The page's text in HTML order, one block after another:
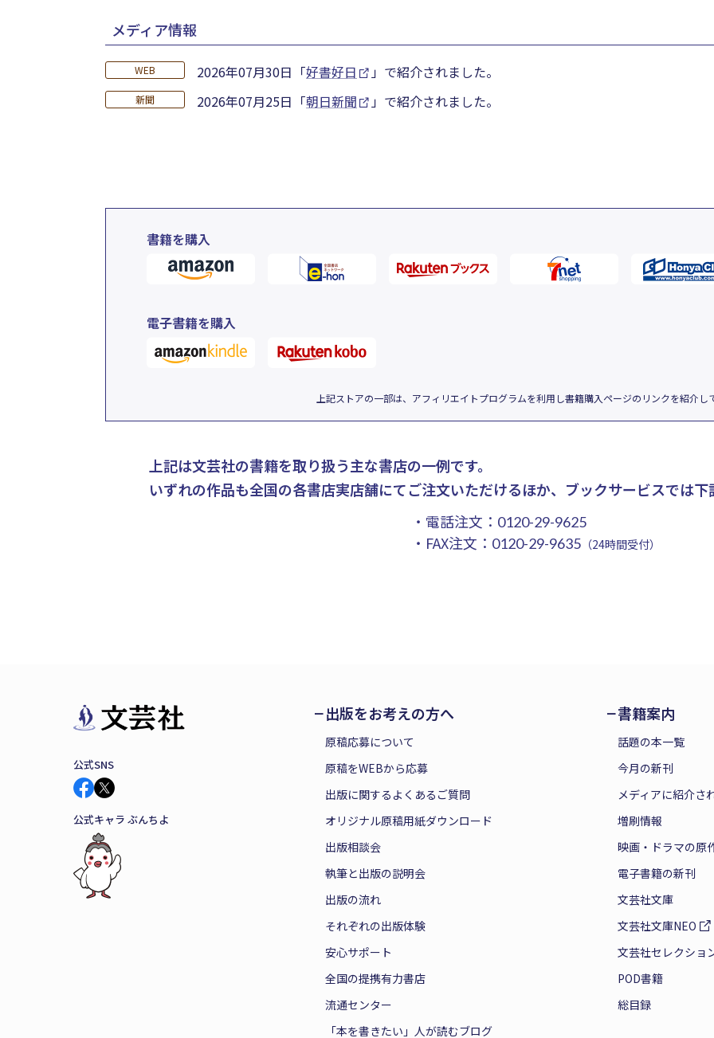
メディア情報
WEB 2026年07月30日 「好書好日 」で紹介されました。
新聞 2026年07月25日 「朝日新聞 」で紹介されました。
書籍を購入
電子書籍を購入
上記ストアの一部は、アフィリエイトプログラムを利用し書籍購入ページのリンクを紹介し
上記は文芸社の書籍を取り扱う主な書店の一例です。
いずれの作品も全国の各書店実店舗にてご注文いただけるほか、ブックサービスでは下
・電話注文： 0120-29-9625
・FAX注文： 0120-29-9635（24時間受付）
公式SNS
公式キャラ ぶんちよ
出版をお考えの方へ
原稿応募について
原稿をWEBから応募
出版に関するよくあるご質問
オリジナル原稿用紙ダウンロード
出版相談会
執筆と出版の説明会
出版の流れ
それぞれの出版体験
安心サポート
全国の提携有力書店
流通センター
「本を書きたい」人が読むブログ
書籍案内
話題の本一覧
今月の新刊
メディアに紹介さ
増刷情報
映画・ドラマの原
電子書籍の新刊
文芸社文庫
文芸社文庫NEO
文芸社セレクショ
POD書籍
総目録